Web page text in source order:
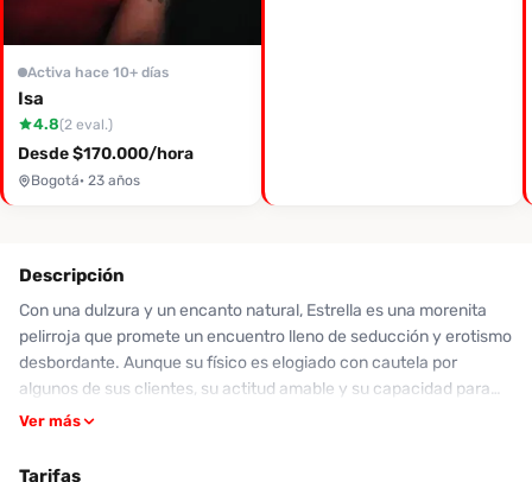
Activa hace 10+ días
Isa
4.8(2 eval.)
Desde $170.000/hora
Bogotá· 23 años
Descripción
Con una dulzura y un encanto natural, Estrella es una morenita
pelirroja que promete un encuentro lleno de seducción y erotismo
desbordante. Aunque su físico es elogiado con cautela por
algunos de sus clientes, su actitud amable y su capacidad para
cumplir fantasías la hacen destacar. Sus servicios incluyen
especialidad en 'oratismos' que muchos han calificado como
Ver más
Tarifas